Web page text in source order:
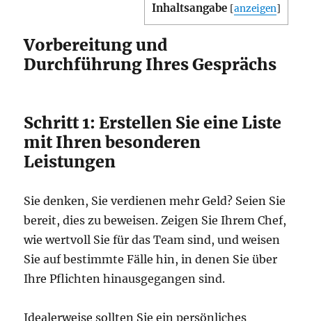
Inhaltsangabe [anzeigen]
Vorbereitung und
Durchführung Ihres Gesprächs
Schritt 1: Erstellen Sie eine Liste
mit Ihren besonderen
Leistungen
Sie denken, Sie verdienen mehr Geld? Seien Sie
bereit, dies zu beweisen. Zeigen Sie Ihrem Chef,
wie wertvoll Sie für das Team sind, und weisen
Sie auf bestimmte Fälle hin, in denen Sie über
Ihre Pflichten hinausgegangen sind.
Idealerweise sollten Sie ein persönliches